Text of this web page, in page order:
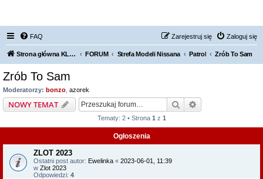
FAQ Zaloguj się
Zarejestruj się
Strona główna KLUBU FORUM Strefa Modeli Nissana Patrol Zrób To Sam
Zrób To Sam
Moderatorzy: bonzo azorek
NOWY TEMAT Szukaj
Tematy: 2 • Strona 1 z 1
Ogłoszenia
ZLOT 2023
Ostatni post autor: Ewelinka « 2023-06-01, 11:39
w Zlot 2023
Odpowiedzi: 4